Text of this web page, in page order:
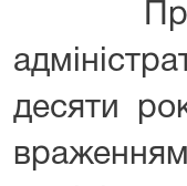
десяти